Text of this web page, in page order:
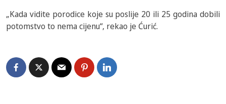
„Kada vidite porodice koje su poslije 20 ili 25 godina dobili
potomstvo to nema cijenu“, rekao je Ćurić.